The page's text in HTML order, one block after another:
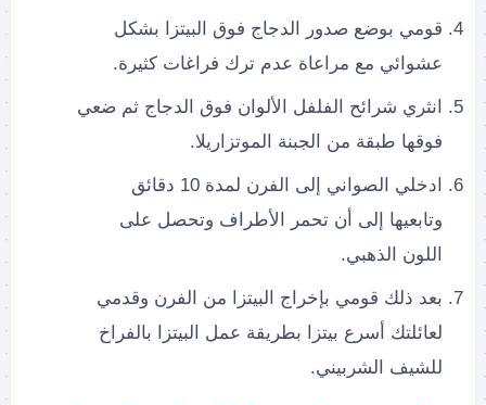
قومي بوضع صدور الدجاج فوق البيتزا بشكل
عشوائي مع مراعاة عدم ترك فراغات كثيرة.
انثري شرائح الفلفل الألوان فوق الدجاج ثم ضعي
فوقها طبقة من الجبنة الموتزاريلا.
ادخلي الصواني إلى الفرن لمدة 10 دقائق
وتابعيها إلى أن تحمر الأطراف وتحصل على
اللون الذهبي.
بعد ذلك قومي بإخراج البيتزا من الفرن وقدمي
لعائلتك أسرع بيتزا بطريقة عمل البيتزا بالفراخ
للشيف الشربيني.